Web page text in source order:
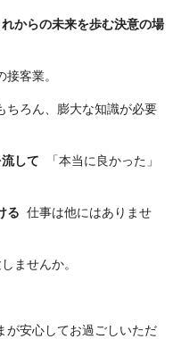
からの未来を歩む決意の場
客業。
ちろん、膨大な知識が必要
して 「本当に良かった」
る 仕事は他にはありませ
ませんか。
が安心してお過ごしいただ